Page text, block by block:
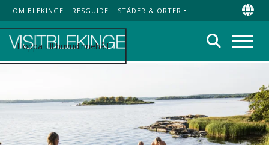
Hoppa till huvudinnehåll
Top Menu
OM BLEKINGE RESGUIDE STÄDER & ORTER
Sök